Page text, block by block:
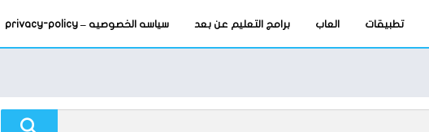
تطبيقات العاب برامج التعليم عن بعد سياسه الخصوصيه – privacy-policy